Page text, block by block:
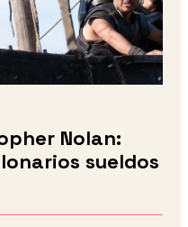
Nolan:
sueldos